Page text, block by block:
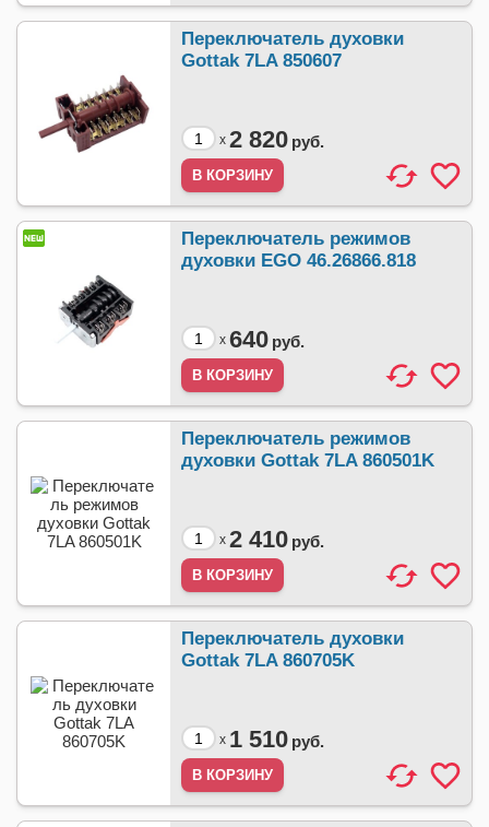
Переключатель духовки
Gottak 7LA 850607
x 2 820 руб.
Переключатель режимов
духовки EGO 46.26866.818
x 640 руб.
Переключатель режимов
духовки Gottak 7LA 860501K
x 2 410 руб.
Переключатель духовки
Gottak 7LA 860705K
x 1 510 руб.